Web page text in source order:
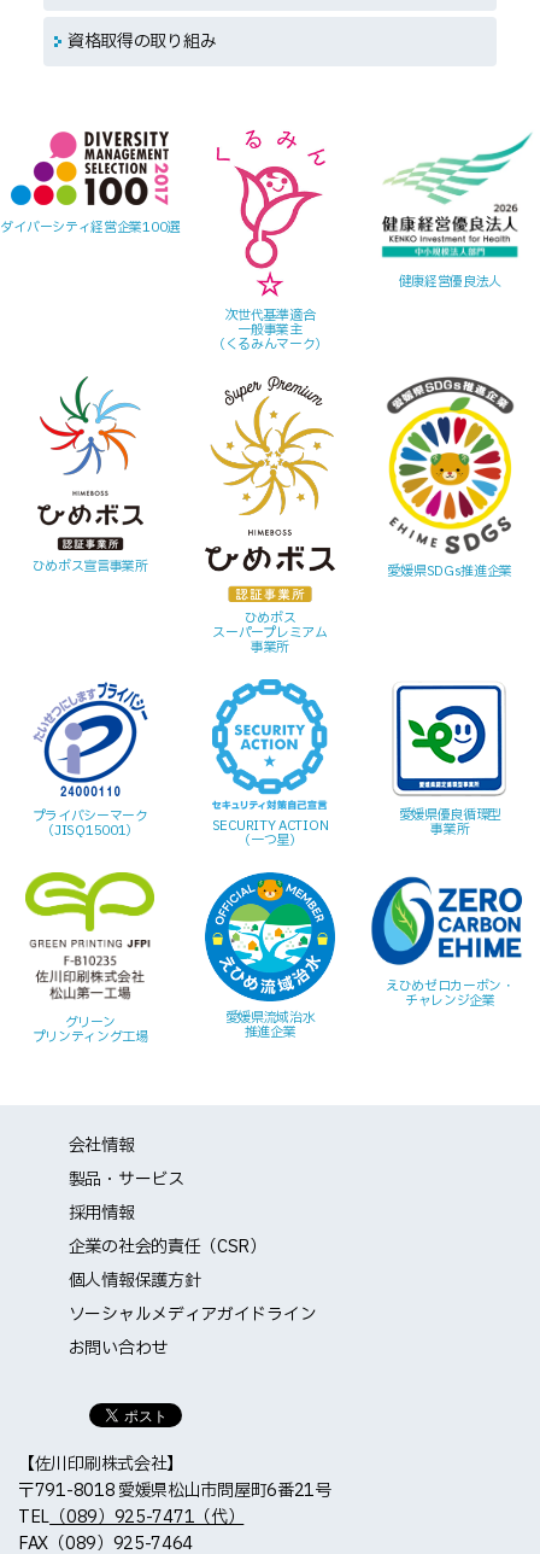
資格取得の取り組み
ダイバーシティ経営企業100選
次世代基準適合
一般事業主
（くるみんマーク）
健康経営優良法人
ひめボス宣言事業所
ひめボス
スーパープレミアム
事業所
愛媛県SDGs推進企業
プライバシーマーク
（JISQ15001） SECURITY ACTION
（一つ星）
愛媛県優良循環型
事業所
グリーン
プリンティング工場
愛媛県流域治水
推進企業
えひめゼロカーボン・
チャレンジ企業
会社情報
製品・サービス
採用情報
企業の社会的責任（CSR）
個人情報保護方針
ソーシャルメディアガイドライン
お問い合わせ
【佐川印刷株式会社】
〒791-8018 愛媛県松山市問屋町6番21号
TEL（089）925-7471（代）
FAX（089）925-7464